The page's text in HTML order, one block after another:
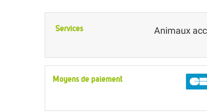
Services Animaux
Moyens de paiement